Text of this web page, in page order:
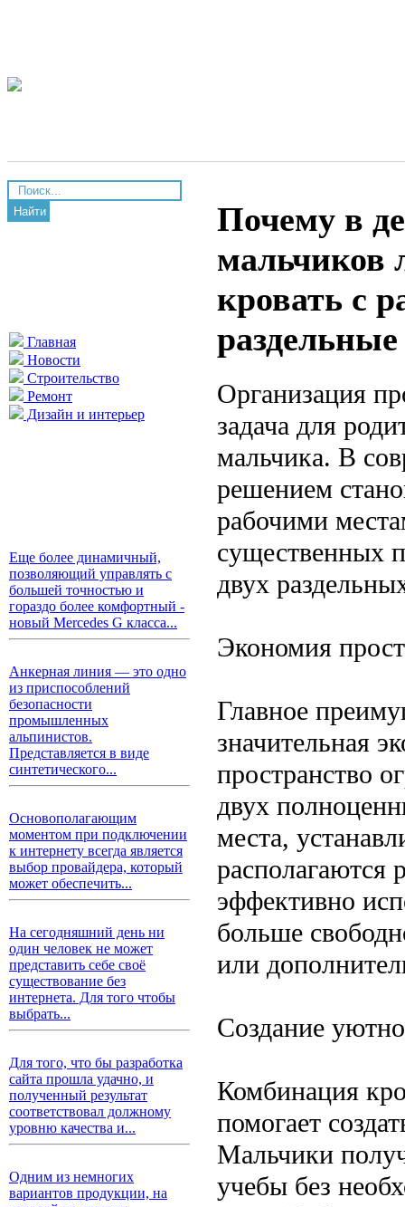
Найти
Главная
Новости
Строительство
Ремонт
Дизайн и интерьер
Еще более динамичный,
позволяющий управлять с
большей точностью и
гораздо более комфортный -
новый Mercedes G класса...
Анкерная линия — это одно
из приспособлений
безопасности
промышленных
альпинистов.
Представляется в виде
синтетического...
Основополагающим
моментом при подключении
к интернету всегда является
выбор провайдера, который
может обеспечить...
На сегодняшний день ни
один человек не может
представить себе своё
существование без
интернета. Для того чтобы
выбрать...
Для того, что бы разработка
сайта прошла удачно, и
полученный результат
соответствовал должному
уровню качества и...
Одним из немногих
вариантов продукции, на
Почему в
мальчиков
кровать с
раздельные
Организация
задача для
мальчика. В
решением
рабочими
существенных
двух
Экономия
Главное
значительная
пространство
двух
места,
располагаются
эффективно
больше
или
Создание
Комбинация
помогает
Мальчики
учебы без